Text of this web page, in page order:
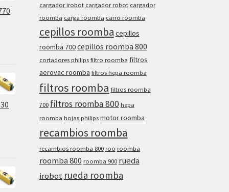
cargador irobot cargador robot cargador
roomba carga roomba carro roomba
cepillos roomba cepillos
roomba 700cepillos roomba 800
cortadores philips filtro roomba filtros
aerovac roomba filtros hepa roomba
filtros roomba filtros roomba
700 filtros roomba 800 hepa
roomba hojas philips motor roomba
recambios roomba
recambios roomba 800 roo roomba
roomba 800 roomba 900 rueda
irobot rueda roomba